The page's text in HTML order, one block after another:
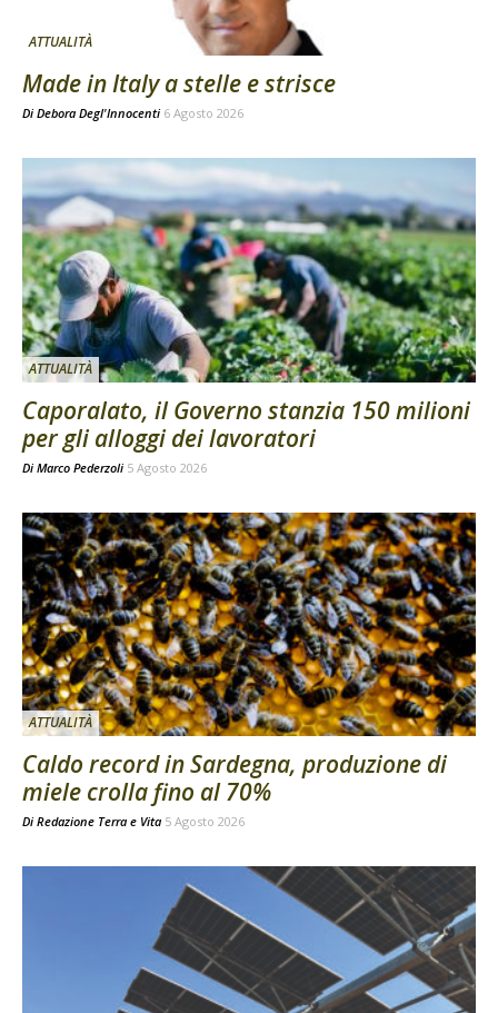
ATTUALITÀ
Made in Italy a stelle e strisce
Di Debora Degl'Innocenti 6 Agosto 2026
ATTUALITÀ
Caporalato, il Governo stanzia 150 milioni
per gli alloggi dei lavoratori
Di Marco Pederzoli 5 Agosto 2026
ATTUALITÀ
Caldo record in Sardegna, produzione di
miele crolla fino al 70%
Di Redazione Terra e Vita 5 Agosto 2026